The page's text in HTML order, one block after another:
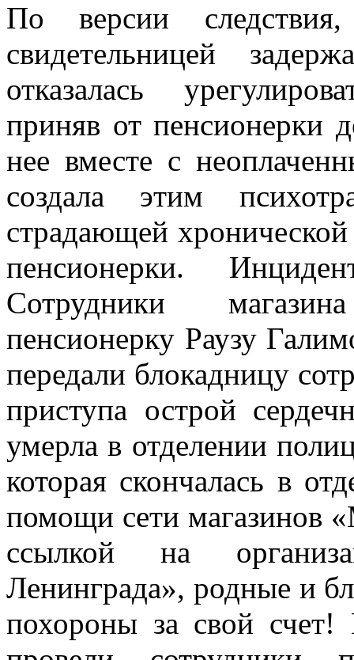
По версии
свидетельницей
отказалась
приняв от пенсионерки
нее вместе с
создала этим
страдающей
пенсионерки.
Сотрудники
пенсионерку Раузу
передали блокадницу
приступа острой
умерла в отделении
которая скончалась в
помощи сети магазинов
ссылкой на
Ленинграда», родные и
похороны за свой